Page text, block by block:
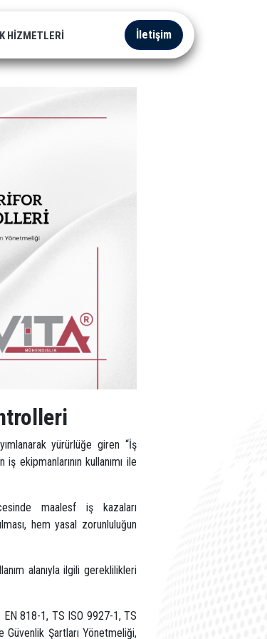
HIZMETLERI İletişim
yürürlüğe giren “İş
ekipmanlarının kullanımı ile
maalesf iş kazaları
hem yasal zorunluluğun
alanıyla ilgili gereklilikleri
818-1, TS ISO 9927-1, TS
Güvenlik Şartları Yönetmeliği,